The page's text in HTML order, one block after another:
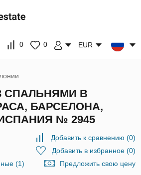
0 0 EUR
СПАЛЬНЯМИ В
БАРСЕЛОНА,
№ 2945
Добавить к сравнению (0)
Добавить в избранное(0)
(1)
Предложить свою цену